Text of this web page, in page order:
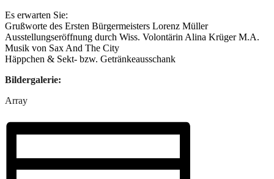
Es erwarten Sie:
Grußworte des Ersten Bürgermeisters Lorenz Müller
Ausstellungseröffnung durch Wiss. Volontärin Alina Krüger M.A.
Musik von Sax And The City
Häppchen & Sekt- bzw. Getränkeausschank
Bildergalerie:
Array